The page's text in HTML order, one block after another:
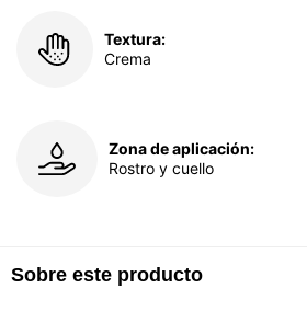
Textura:
Crema
Zona de aplicación:
Rostro y cuello
Sobre este producto